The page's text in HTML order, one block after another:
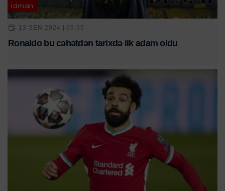
İdman
13 SEN 2024 | 09:35
Ronaldo bu cəhətdən tarixdə ilk adam oldu